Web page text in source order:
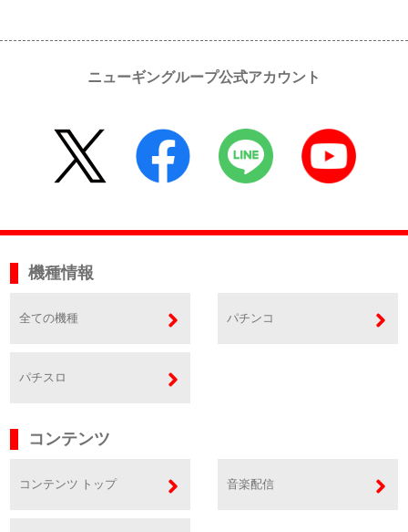
ニューギングループ公式アカウント
機種情報
全ての機種 パチンコ
パチスロ
コンテンツ
コンテンツ トップ 音楽配信